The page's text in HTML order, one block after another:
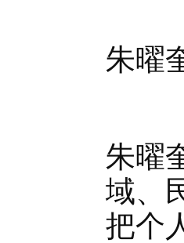
朱曜
朱曜
域、
把个